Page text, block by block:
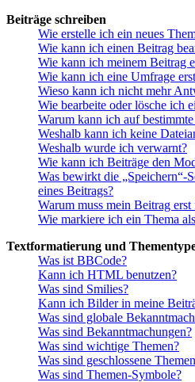
Beiträge schreiben
Wie erstelle ich ein neues
Wie kann ich einen Beitrag
Wie kann ich meinem Beitrag
Wie kann ich eine Umfrage
Wieso kann ich nicht mehr
Wie bearbeite oder lösche ich
Warum kann ich auf
Weshalb kann ich keine
Weshalb wurde ich verwarnt?
Wie kann ich Beiträge den
Was bewirkt die „Speichern“-
eines Beitrags?
Warum muss mein Beitrag
Wie markiere ich ein Thema
Textformatierung und
Was ist BBCode?
Kann ich HTML benutzen?
Was sind Smilies?
Kann ich Bilder in meine
Was sind globale
Was sind Bekanntmachungen?
Was sind wichtige Themen?
Was sind geschlossene
Was sind Themen-Symbole?